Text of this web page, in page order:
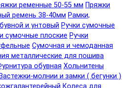
ременные 50-55 мм Пряжки
ремень 38-40мм Рамки,
и унтовый Ручки сумочные
сумочные плоские Ручки
Сумочная и чемоданная
металлические для пошива
обувная Хольнитены
молнии и замки ( бегунки )
Колеса для